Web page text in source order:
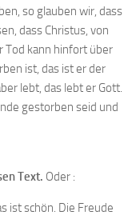
so glauben wir, dass
dass Christus, von
Tod kann hinfort über
ist, das ist er der
lebt, das lebt er Gott.
gestorben seid und
Text. Oder :
ist schön. Die Freude